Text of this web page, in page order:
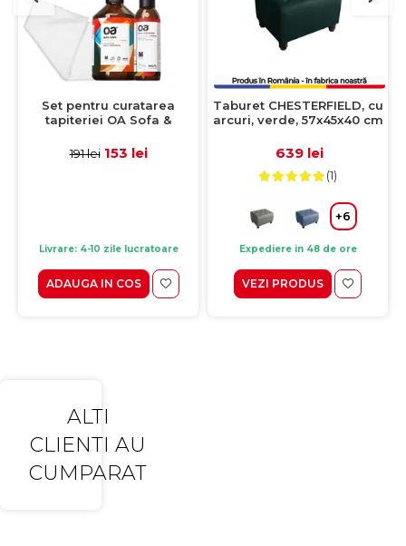
Set pentru curatarea
tapiteriei OA Sofa &
Laveta din microfibra
191 lei 153 lei
Livrare: 4-10 zile lucratoare
ADAUGA IN COS
Taburet CHESTERFIELD, cu
arcuri, verde, 57x45x40 cm
639 lei
(1)
+6
Expediere in 48 de ore
VEZI PRODUS
ALTI
CLIENTI AU
CUMPARAT